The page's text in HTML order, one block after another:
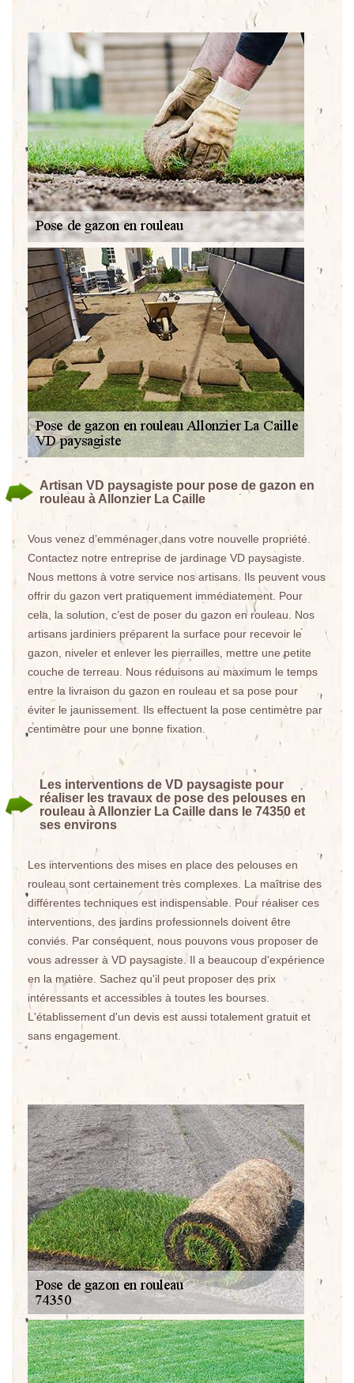
Artisan VD paysagiste pour pose de gazon en
rouleau à Allonzier La Caille
Vous venez d’emménager dans votre nouvelle propriété.
Contactez notre entreprise de jardinage VD paysagiste.
Nous mettons à votre service nos artisans. Ils peuvent vous
offrir du gazon vert pratiquement immédiatement. Pour
cela, la solution, c’est de poser du gazon en rouleau. Nos
artisans jardiniers préparent la surface pour recevoir le
gazon, niveler et enlever les pierrailles, mettre une petite
couche de terreau. Nous réduisons au maximum le temps
entre la livraison du gazon en rouleau et sa pose pour
éviter le jaunissement. Ils effectuent la pose centimètre par
centimètre pour une bonne fixation.
Les interventions de VD paysagiste pour
réaliser les travaux de pose des pelouses en
rouleau à Allonzier La Caille dans le 74350 et
ses environs
Les interventions des mises en place des pelouses en
rouleau sont certainement très complexes. La maîtrise des
différentes techniques est indispensable. Pour réaliser ces
interventions, des jardins professionnels doivent être
conviés. Par conséquent, nous pouvons vous proposer de
vous adresser à VD paysagiste. Il a beaucoup d'expérience
en la matière. Sachez qu'il peut proposer des prix
intéressants et accessibles à toutes les bourses.
L'établissement d'un devis est aussi totalement gratuit et
sans engagement.